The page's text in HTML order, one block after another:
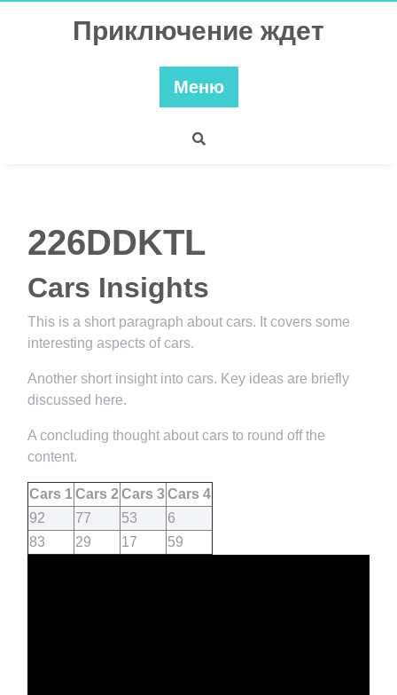
Приключение ждет
Меню
226DDKTL
Cars Insights
This is a short paragraph about cars. It covers some
interesting aspects of cars.
Another short insight into cars. Key ideas are briefly
discussed here.
A concluding thought about cars to round off the
content.
Cars 1Cars 2 Cars 3Cars 4
92
77 53
6
83
29 17 59